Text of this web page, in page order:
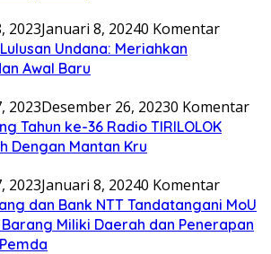
2023Januari 8, 20240 Komentar
Undana: Meriahkan
Awal Baru
2023Desember 26, 20230 Komentar
Tahun ke-36 Radio TIRILOLOK
Dengan Mantan Kru
2023Januari 8, 20240 Komentar
dan Bank NTT Tandatangani MoU
Miliki Daerah dan Penerapan